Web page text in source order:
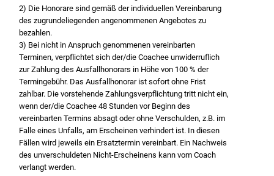
2) Die Honorare sind gemäß der individuellen Vereinbarung
des zugrundeliegenden angenommenen Angebotes zu
bezahlen.
3) Bei nicht in Anspruch genommenen vereinbarten
Terminen, verpflichtet sich der/die Coachee unwiderruflich
zur Zahlung des Ausfallhonorars in Höhe von 100 % der
Termingebühr. Das Ausfallhonorar ist sofort ohne Frist
zahlbar. Die vorstehende Zahlungsverpflichtung tritt nicht ein,
wenn der/die Coachee 48 Stunden vor Beginn des
vereinbarten Termins absagt oder ohne Verschulden, z.B. im
Falle eines Unfalls, am Erscheinen verhindert ist. In diesen
Fällen wird jeweils ein Ersatztermin vereinbart. Ein Nachweis
des unverschuldeten Nicht-Erscheinens kann vom Coach
verlangt werden.